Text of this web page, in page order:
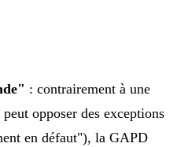
: contrairement à une
opposer des exceptions
en défaut"), la GAPD